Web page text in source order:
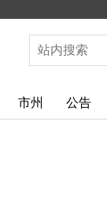
市州 公告